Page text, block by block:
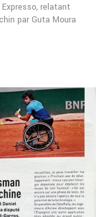
relatant
par Guta Moura